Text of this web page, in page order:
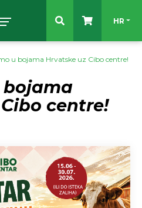
HR
u bojama Hrvatske uz Cibo centre!
centre!